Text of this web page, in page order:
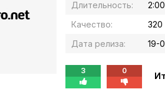
Длительность:
2:00
Качество:
320
Дата релиза:
19-
3 0